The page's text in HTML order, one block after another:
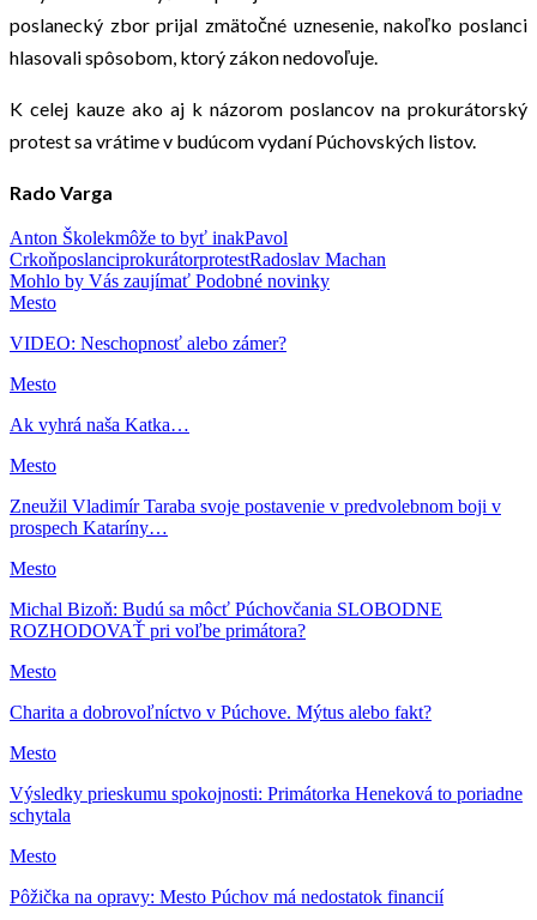
poslanecký zbor prijal zmätočné uznesenie, nakoľko poslanci
hlasovali spôsobom, ktorý zákon nedovoľuje.
K celej kauze ako aj k názorom poslancov na prokurátorský
protest sa vrátime v budúcom vydaní Púchovských listov.
Rado Varga
Anton Školekmôže to byť inakPavol
CrkoňposlanciprokurátorprotestRadoslav Machan
Mohlo by Vás zaujímať Podobné novinky
Mesto
VIDEO: Neschopnosť alebo zámer?
Mesto
Ak vyhrá naša Katka…
Mesto
Zneužil Vladimír Taraba svoje postavenie v predvolebnom boji v
prospech Kataríny…
Mesto
Michal Bizoň: Budú sa môcť Púchovčania SLOBODNE
ROZHODOVAŤ pri voľbe primátora?
Mesto
Charita a dobrovoľníctvo v Púchove. Mýtus alebo fakt?
Mesto
Výsledky prieskumu spokojnosti: Primátorka Heneková to poriadne
schytala
Mesto
Pôžička na opravy: Mesto Púchov má nedostatok financií